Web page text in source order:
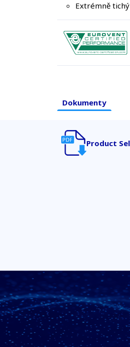
Extrémně
Dokumenty
Product